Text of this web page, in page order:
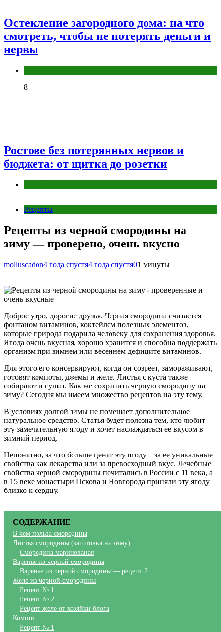
Остекление загородного дома: на что
смотреть, чтобы не потерять деньги и
нервы
8
Ростове без потерянных нервов и
бюджета: от щитка до розетки
Рецепты
Рецепты из черной смородины на
зиму — проверено, очень вкусно
molluscadon4 года спустя4 года спустя01 минуты
Доброе утро, дорогие друзья. Черная смородина считается
фонтаном витаминов, коктейлем полезных элементов,
которые природа подарила человеку для сохранения здоровья.
Ягода очень вкусная, хорошо хранится и способна поддержать
организм при зимнем или весеннем дефиците витаминов.
Для этого его консервируют, когда он созреет, замораживают,
готовят компоты, джемы и желе. Листья с куста также
собирают и сушат. Как же сохранить черную смородину на
зиму? Сегодня мы имеем множество рецептов на эту тему.
В условиях долгой зимы не помешает дополнительное
натуральное средство. Статья будет полезна тем, кто любит
эту замечательную ягоду и хочет наслаждаться ее вкусом в
зимний период.
Непонятно, за что больше ценят эту ягоду – за ее уникальные
свойства как лекарства или за превосходный вкус. Лечебные
свойства черной смородины почитались в России с 11 века, а
в 15 веке монастыри Пскова и Новгорода приняли эту ягоду
близко к сердцу.
СОДЕРЖАНИЕ
В чем польза смородины
Листья смородины (заготовка на зиму)
Смородина маринованая
Варенье из черной смородины
Варенье из черной смородины — рецепт 2
Желе из черной смородины
Рецепт № 1
Рецепт № 2
Рецепт желе от хозяйки блога
Компот
Рецепт № 1